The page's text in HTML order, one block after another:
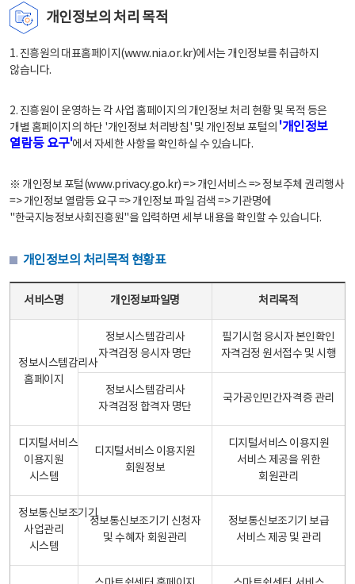
개인정보의 처리 목적
1. 진흥원의 대표홈페이지(www.nia.or.kr)에서는 개인정보를 취급하지
않습니다.
2. 진흥원이 운영하는 각 사업 홈페이지의 개인정보 처리 현황 및 목적 등은
개별 홈페이지의 하단 '개인정보 처리방침' 및 개인정보 포털의 '개인정보
열람등 요구'에서 자세한 사항을 확인하실 수 있습니다.
※ 개인정보 포털(www.privacy.go.kr) => 개인서비스 => 정보주체 권리행사
=> 개인정보 열람등 요구 => 개인정보 파일 검색 => 기관명에
"한국지능정보사회진흥원"을 입력하면 세부 내용을 확인할 수 있습니다.
개인정보의 처리목적 현황표
서비스명 개인정보파일명 처리목적
정보시스템감리사
홈페이지
정보시스템감리사
자격검정 응시자 명단
필기시험 응시자 본인확인
자격검정 원서접수 및 시행
정보시스템감리사
자격검정 합격자 명단
국가공인민간자격증 관리
디지털서비스
이용지원
시스템
디지털서비스 이용지원
회원정보
디지털서비스 이용지원
서비스 제공을 위한
회원관리
정보통신보조기기
사업관리
시스템
정보통신보조기기 신청자
및 수혜자 회원관리
정보통신보조기기 보급
서비스 제공 및 관리